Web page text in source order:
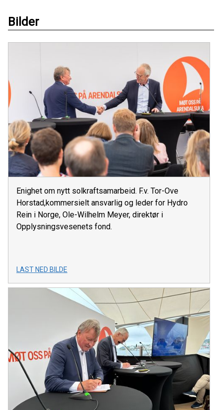
Bilder
Enighet om nytt solkraftsamarbeid. F.v. Tor-Ove
Horstad,kommersielt ansvarlig og leder for Hydro
Rein i Norge, Ole-Wilhelm Meyer, direktør i
Opplysningsvesenets fond.
LAST NED BILDE